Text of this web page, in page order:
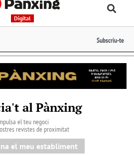
Digital
Subscriu-te
al Pànxing
el teu negoci
revistes de proximitat
el meu establiment